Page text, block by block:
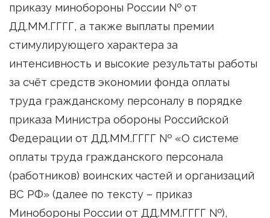
приказу минобороны России № от
ДД.ММ.ГГГГ, а также выплаты премии
стимулирующего характера за
интенсивность и высокие результаты работы
за счёт средств экономии фонда оплаты
труда гражданскому персоналу в порядке
приказа Министра обороны Российской
Федерации от ДД.ММ.ГГГГ № «О системе
оплаты труда гражданского персонала
(работников) воинских частей и организаций
ВС РФ» (далее по тексту – приказ
Минобороны России от ДД.ММ.ГГГГ №),